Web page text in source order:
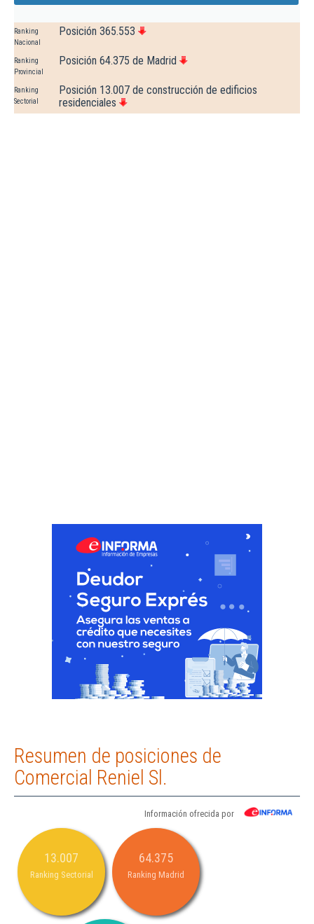
Ranking
Nacional
Posición 365.553
Ranking
Provincial
Posición 64.375 de Madrid
Ranking
Sectorial
Posición 13.007 de construcción de edificios
residenciales
Resumen de posiciones de
Comercial Reniel Sl.
Información ofrecida por
13.007
Ranking Sectorial
64.375
Ranking Madrid